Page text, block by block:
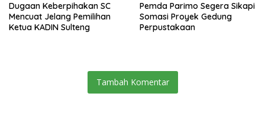
Dugaan Keberpihakan SC
Mencuat Jelang Pemilihan
Ketua KADIN Sulteng
Pemda Parimo Segera Sikapi
Somasi Proyek Gedung
Perpustakaan
Tambah Komentar